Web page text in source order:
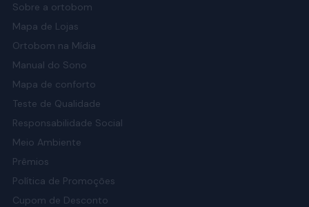
Sobre a ortobom
Mapa de Lojas
Ortobom na Mídia
Manual do Sono
Mapa de conforto
Teste de Qualidade
Responsabilidade Social
Meio Ambiente
Prêmios
Política de Promoções
Cupom de Desconto